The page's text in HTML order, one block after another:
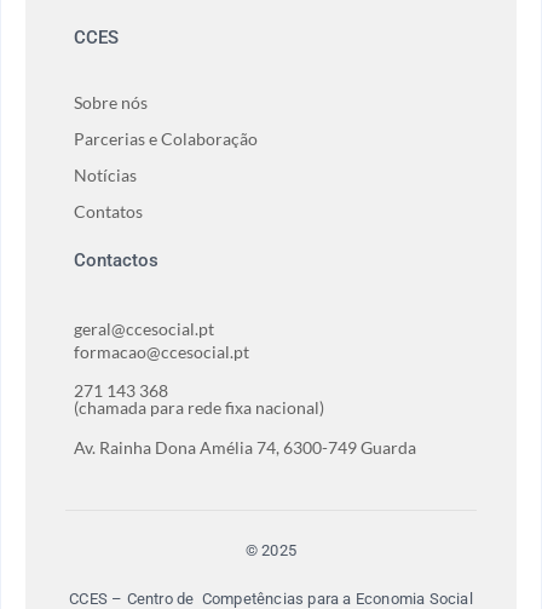
CCES
Sobre nós
Parcerias e Colaboração
Notícias
Contatos
Contactos
geral@ccesocial.pt
formacao@ccesocial.pt
271 143 368
(chamada para rede fixa nacional)
Av. Rainha Dona Amélia 74, 6300-749 Guarda
© 2025
CCES – Centro de Competências para a Economia Social